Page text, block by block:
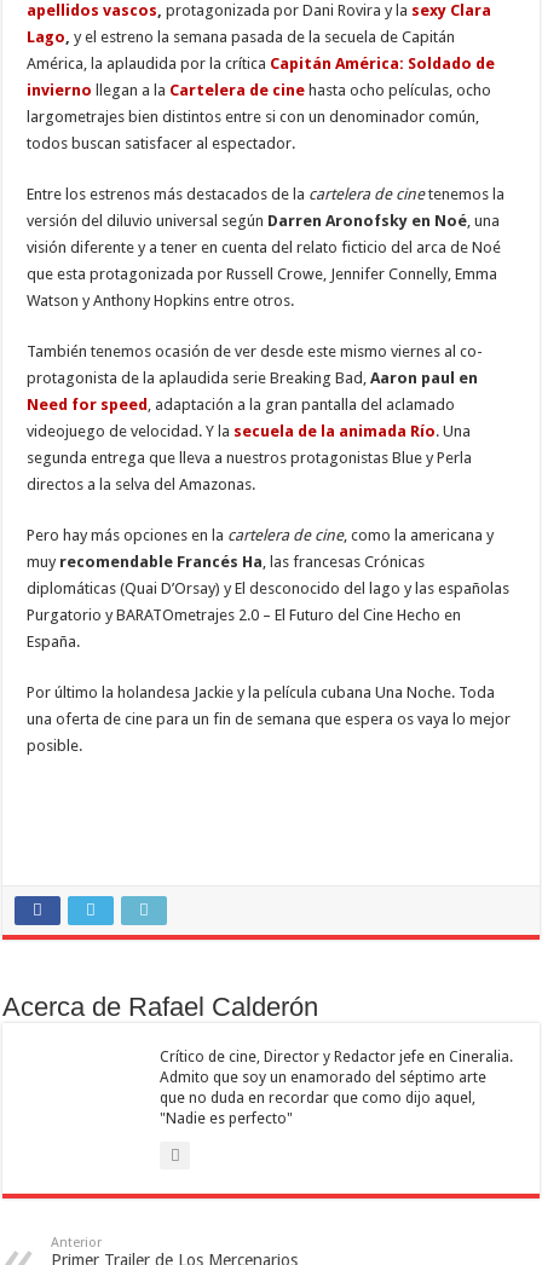
apellidos vascos,protagonizada por Dani Rovira y la sexy Clara
Lago, y el estreno la semana pasada de la secuela de Capitán
América, la aplaudida por la crítica Capitán América: Soldado de
invierno llegan a la Cartelera de cine hasta ocho películas, ocho
largometrajes bien distintos entre si con un denominador común,
todos buscan satisfacer al espectador.
Entre los estrenos más destacados de la cartelera de cinetenemos la
versión del diluvio universal según Darren Aronofsky en Noé, una
visión diferente y a tener en cuenta del relato ficticio del arca de Noé
que esta protagonizada por Russell Crowe, Jennifer Connelly, Emma
Watson y Anthony Hopkins entre otros.
También tenemos ocasión de ver desde este mismo viernes al co-
protagonista de la aplaudida serie Breaking Bad,Aaron paul en
Need for speed , adaptación a la gran pantalla del aclamado
videojuego de velocidad. Y la secuela de la animada Río. Una
segunda entrega que lleva a nuestros protagonistas Blue y Perla
directos a la selva del Amazonas.
Pero hay más opciones en la cartelera de cine, como la americana y
muy recomendable Francés Ha, las francesas Crónicas
diplomáticas (Quai D’Orsay) y El desconocido del lago y las españolas
Purgatorio y BARATOmetrajes 2.0 – El Futuro del Cine Hecho en
España.
Por último la holandesa Jackie y la película cubana Una Noche. Toda
una oferta de cine para un fin de semana que espera os vaya lo mejor
posible.
Acerca de Rafael Calderón
Crítico de cine, Director y Redactor jefe en Cineralia.
Admito que soy un enamorado del séptimo arte
que no duda en recordar que como dijo aquel,
"Nadie es perfecto"
Anterior
Primer Trailer de Los Mercenarios